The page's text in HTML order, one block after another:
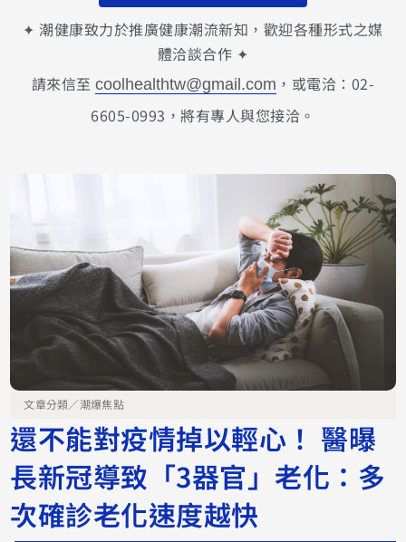
✦ 潮健康致力於推廣健康潮流新知，歡迎各種形式之媒
體洽談合作 ✦
請來信至coolhealthtw@gmail.com ，或電洽：02-
6605-0993，將有專人與您接洽。
文章分類／潮爆焦點
還不能對疫情掉以輕心！ 醫曝
長新冠導致「3器官」老化：多
次確診老化速度越快